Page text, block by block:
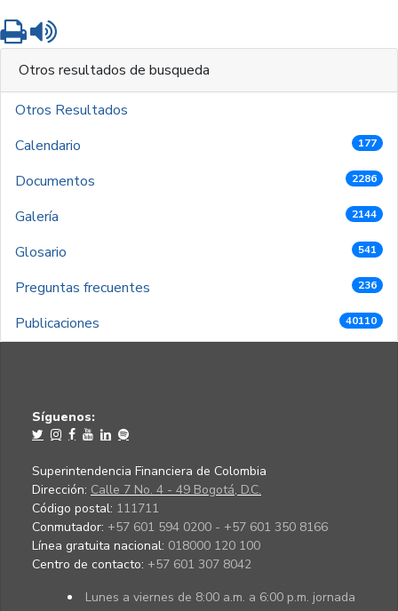
Imprimir
Otros resultados de busqueda
Otros Resultados
Calendario
177
Documentos 2286
Galería 2144
Glosario 541
Preguntas frecuentes 236
Publicaciones 40110
Síguenos:
Superintendencia Financiera de Colombia
Dirección: Calle 7 No. 4 - 49 Bogotá, D.C.
Código postal: 111711
Conmutador: +57 601 594 0200 - +57 601 350 8166
Línea gratuita nacional: 018000 120 100
Centro de contacto: +57 601 307 8042
Lunes a viernes de 8:00 a.m. a 6:00 p.m. jornada